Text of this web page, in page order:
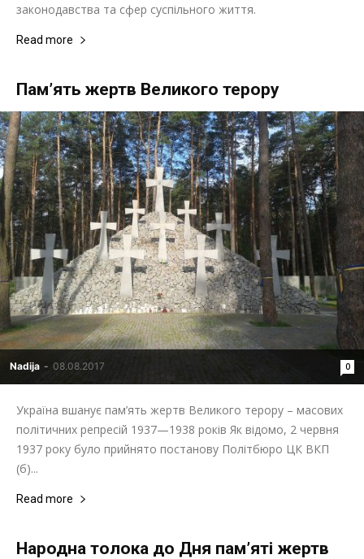
законодавства та сфер суспільного життя.
Read more
Пам’ять жертв Великого терору
Nadija - 08.08.2017 0
Україна вшанує пам’ять жертв Великого терору – масових
політичних репресій 1937—1938 років Як відомо, 2 червня
1937 року було прийнято постанову Політбюро ЦК ВКП
(б)...
Read more
Народна толока до Дня пам’яті жертв